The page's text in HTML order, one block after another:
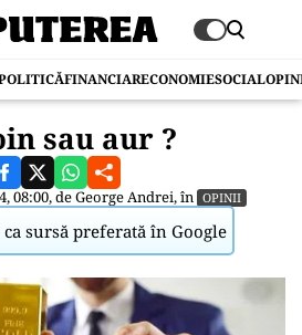
FINANCIARECONOMIESOCIAL
sau aur ?
08:00, deGeorge Andrei, în OPINII
ca sursă preferată în Google